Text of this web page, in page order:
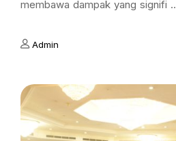
membawa dampak yang signifi ..
Admin